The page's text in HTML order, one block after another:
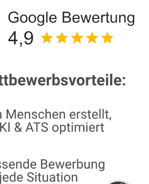
Kundenbewertungen und Erfahrungen zu
Die Bewerbungsschreiber
Empfehlungen auf
ProvenExpert.com
4,88 / 5,00